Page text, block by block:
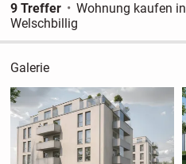
9 Treffer
Wohnung kaufen in
Welschbillig
Galerie